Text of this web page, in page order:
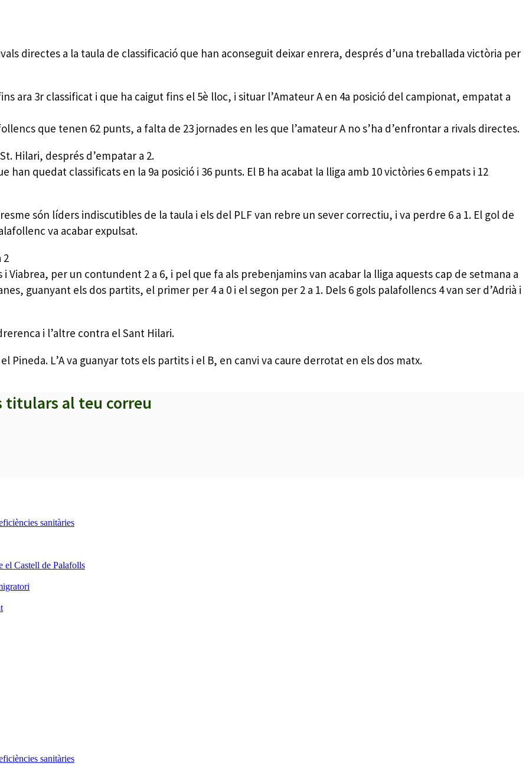
directes a la taula de classificació que han aconseguit deixar enrera, després d’una treballada victòria per
ara 3r classificat i que ha caigut fins el 5è lloc, i situar l’Amateur A en 4a posició del campionat, empatat a
que tenen 62 punts, a falta de 23 jornades en les que l’amateur A no s’ha d’enfrontar a rivals directes.
Hilari, després d’empatar a 2.
quedat classificats en la 9a posició i 36 punts. El B ha acabat la lliga amb 10 victòries 6 empats i 12
són líders indiscutibles de la taula i els del PLF van rebre un sever correctiu, i va perdre 6 a 1. El gol de
va acabar expulsat.
2
Viabrea, per un contundent 2 a 6, i pel que fa als prebenjamins van acabar la lliga aquests cap de setmana a
guanyant els dos partits, el primer per 4 a 0 i el segon per 2 a 1. Dels 6 gols palafollencs 4 van ser d’Adrià i
i l’altre contra el Sant Hilari.
Pineda. L’A va guanyar tots els partits i el B, en canvi va caure derrotat en els dos matx.
titulars al teu correu
sanitàries
el Castell de Palafolls
sanitàries